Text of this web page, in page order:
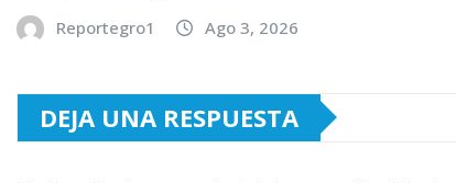
Reportegro1 Ago 3, 2026
DEJA UNA RESPUESTA